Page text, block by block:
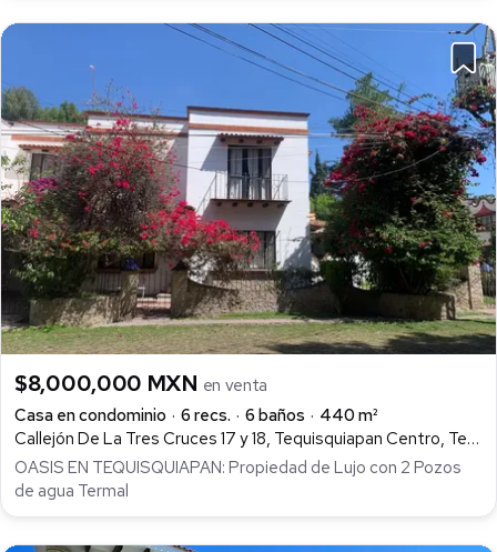
$8,000,000 MXN en venta
Casa en condominio
6 recs. 6 baños
440 m²
Callejón De La Tres Cruces 17 y 18, Tequisquiapan Centro, Tequisquiapan
OASIS EN TEQUISQUIAPAN: Propiedad de Lujo con 2 Pozos
de agua Termal